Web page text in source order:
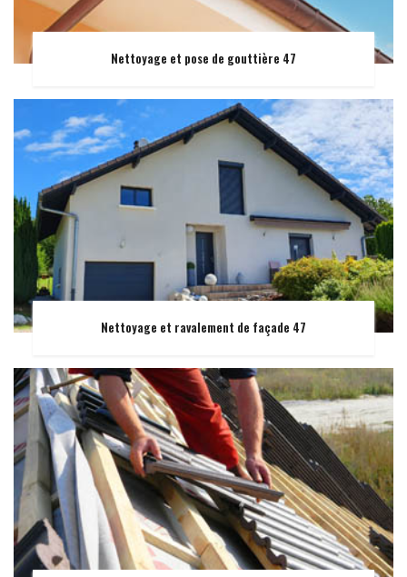
Nettoyage et pose de gouttière 47
Nettoyage et ravalement de façade 47